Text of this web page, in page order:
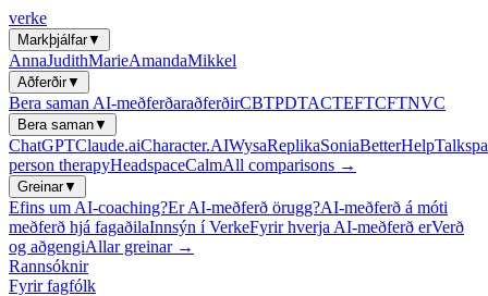
verke
Markþjálfar▼
AnnaJudithMarieAmandaMikkel
Aðferðir▼
Bera saman AI-meðferðaraðferðirCBTPDTACTEFTCFTNVC
Bera saman▼
ChatGPTClaude.aiCharacter.AIWysaReplikaSoniaBetterHelp
person therapyHeadspaceCalmAll comparisons →
Greinar▼
Efins um AI-coaching?Er AI-meðferð örugg?AI-meðferð á móti
meðferð hjá fagaðilaInnsýn í VerkeFyrir hverja AI-meðferð erVerð
og aðgengiAllar greinar →
Rannsóknir
Fyrir fagfólk